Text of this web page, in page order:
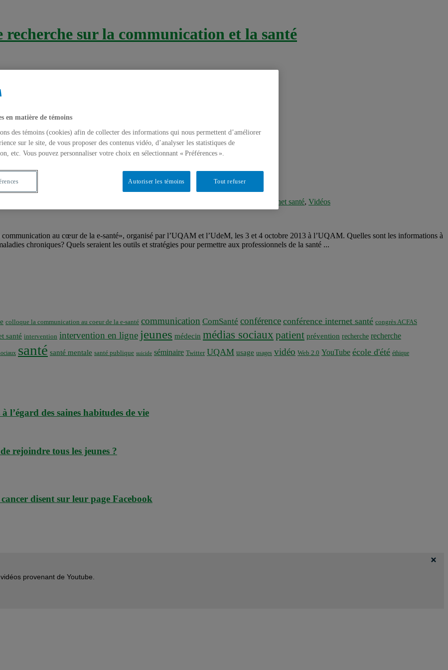
recherche sur la communication et la santé
Télé-santé & Internet santé, Vidéos
au cœur de la e-santé», organisé par l’UQAM et l’UdeM, les 3 et 4 octobre 2013 à l’UQAM. Quelles sont les informations à
chroniques? Quels seraient les outils et stratégies pour permettre aux professionnels de la santé ...
colloque la communication au coeur de la e-santé communication ComSanté conférence conférence internet santé congrès ACFAS
santé intervention intervention en ligne jeunes médecin médias sociaux patient prévention recherche recherche
santé santé mentale santé publique suicide séminaire Twitter UQAM usage usages vidéo Web 2.0 YouTube école d'été éthique
l’égard des saines habitudes de vie
rejoindre tous les jeunes ?
disent sur leur page Facebook
provenant de Youtube.
en matière de témoins
des témoins (cookies) afin de collecter des informations qui nous permettent d’améliorer
sur le site, de vous proposer des contenus vidéo, d’analyser les statistiques de
etc. Vous pouvez personnaliser votre choix en sélectionnant « Préférences ».
Tout refuser
Autoriser les témoins